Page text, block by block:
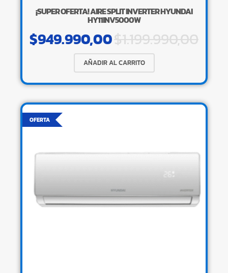
¡SUPER OFERTA! AIRE SPLIT INVERTER HYUNDAI
HY11INV5000W
$949.990,00$1.199.990,00
AÑADIR AL CARRITO
OFERTA